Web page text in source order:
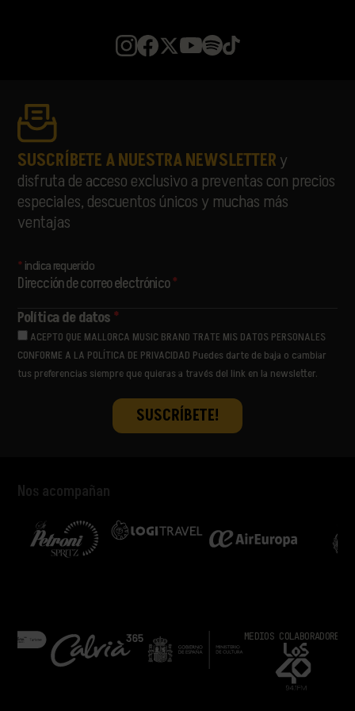
SUSCRÍBETE A NUESTRA NEWSLETTERy
disfruta de acceso exclusivo a preventas con precios
especiales, descuentos únicos y muchas más
ventajas
*indica requerido
Dirección de correo electrónico*
Política de datos *
ACEPTO QUE MALLORCA MUSIC BRAND TRATE MIS DATOS PERSONALES
CONFORME A LA POLÍTICA DE PRIVACIDAD Puedes darte de baja o cambiar
tus preferencias siempre que quieras a través del link en la newsletter.
Nos acompañan
MEDIOS COLABORADORES